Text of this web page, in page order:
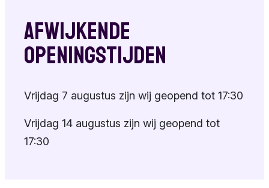
Samen praten
Toolkit
hulp
Suïciderisico
Eigen emoties
Toolkit
partner
Ervaringsverhalen
Terminologie
Doe mee
openingstijden
Over de
preventielijn
Andere
hulpverlening
Afwijkende
openingstijden
Vrijdag 7 augustus zijn wij geopend tot 17:30
Vrijdag 14 augustus zijn wij geopend tot
17:30